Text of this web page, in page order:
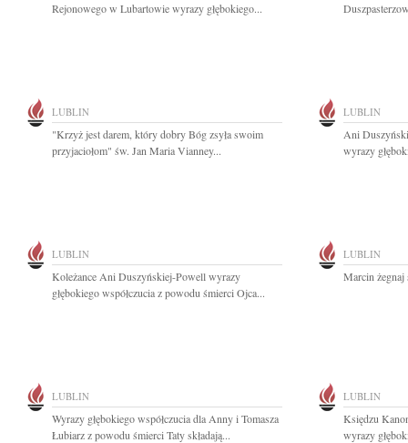
Rejonowego w Lubartowie wyrazy głębokiego...
LUBLIN
"Krzyż jest darem, który dobry Bóg zsyła swoim
przyjaciołom" św. Jan Maria Vianney...
LUBLIN
Ani
wyrazy
LUBLIN
Koleżance Ani Duszyńskiej-Powell wyrazy
głębokiego współczucia z powodu śmierci Ojca...
LUBLIN
Marcin żegnaj
LUBLIN
Wyrazy głębokiego współczucia dla Anny i Tomasza
Łubiarz z powodu śmierci Taty składają...
LUBLIN
Księdzu
wyrazy